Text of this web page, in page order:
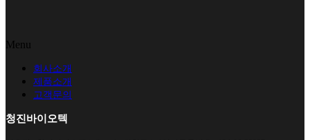
Menu
회사소개
제품소개
고객문의
청진바이오텍